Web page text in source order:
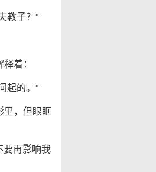
教子？”
着：
起的。”
里，但眼眶
要再影响我